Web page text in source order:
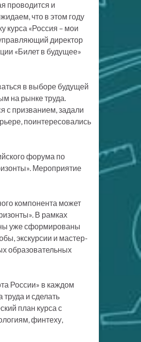
проводится и
что в этом году
курса «Россия – мои
директор
«Билет в будущее»
в выборе будущей
на рынке труда.
с призванием, задали
поинтересовались
форума по
Мероприятие
компонента может
В рамках
уже сформированы
экскурсии и мастер-
образовательных
России» в каждом
и сделать
план курса с
финтеху,